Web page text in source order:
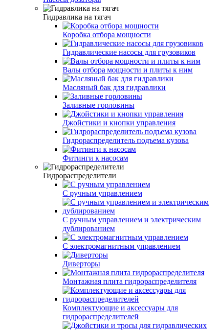
Гидравлика на тягач
Коробка отбора мощности
Гидравлические насосы для грузовиков
Валы отбора мощности и плиты к ним
Масляный бак для гидравлики
Заливные горловины
Джойстики и кнопки управления
Гидрораспределитель подъема кузова
Фитинги к насосам
Гидрораспределители
С ручным управлением
С ручным управлением и электрическим
дублированием
С электромагнитным управлением
Диверторы
Монтажная плита гидрораспределителя
Комплектующие и аксессуары для
гидрораспределителей